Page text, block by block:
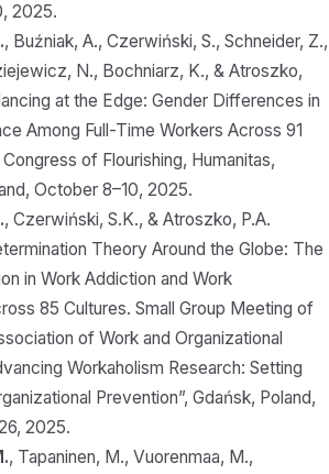
2025.
, Buźniak, A., Czerwiński, S., Schneider, Z.,
N., Bochniarz, K., & Atroszko,
at the Edge: Gender Differences in
Among Full-Time Workers Across 91
of Flourishing, Humanitas,
October 8–10, 2025.
, Czerwiński, S.K., & Atroszko, P.A.
Theory Around the Globe: The
in Work Addiction and Work
85 Cultures. Small Group Meeting of
of Work and Organizational
Workaholism Research: Setting
Prevention”, Gdańsk, Poland,
2025.
, Tapaninen, M., Vuorenmaa, M.,